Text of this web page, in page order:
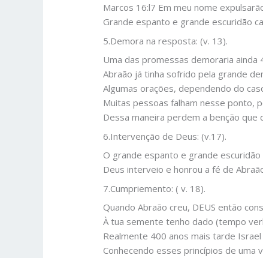
Marcos 16:l7 Em meu nome
Grande espanto e grande escuridão
5.Demora na resposta: (v. 13).
Uma das promessas demoraria ainda
Abraão já tinha sofrido pela grande
Algumas orações, dependendo do
Muitas pessoas falham nesse ponto,
Dessa maneira perdem a benção
6.Intervenção de Deus: (v.17).
O grande espanto e grande
Deus interveio e honrou a fé de
7.Cumpriemento: ( v. 18).
Quando Abraão creu, DEUS então
À tua semente tenho dado (tempo
Realmente 400 anos mais tarde
Conhecendo esses princípios de